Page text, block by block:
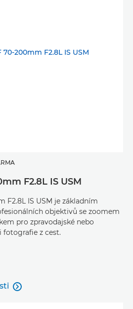
F2.8L IS USM
F2.8L IS USM je základním
objektivů se zoomem
pro zpravodajské nebo
z cest.
